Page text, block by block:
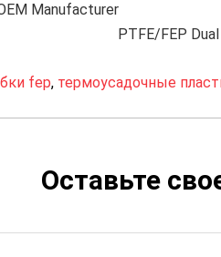
Manufacturer
PTFE/FEP
fep, термоусадочные
Оставьте